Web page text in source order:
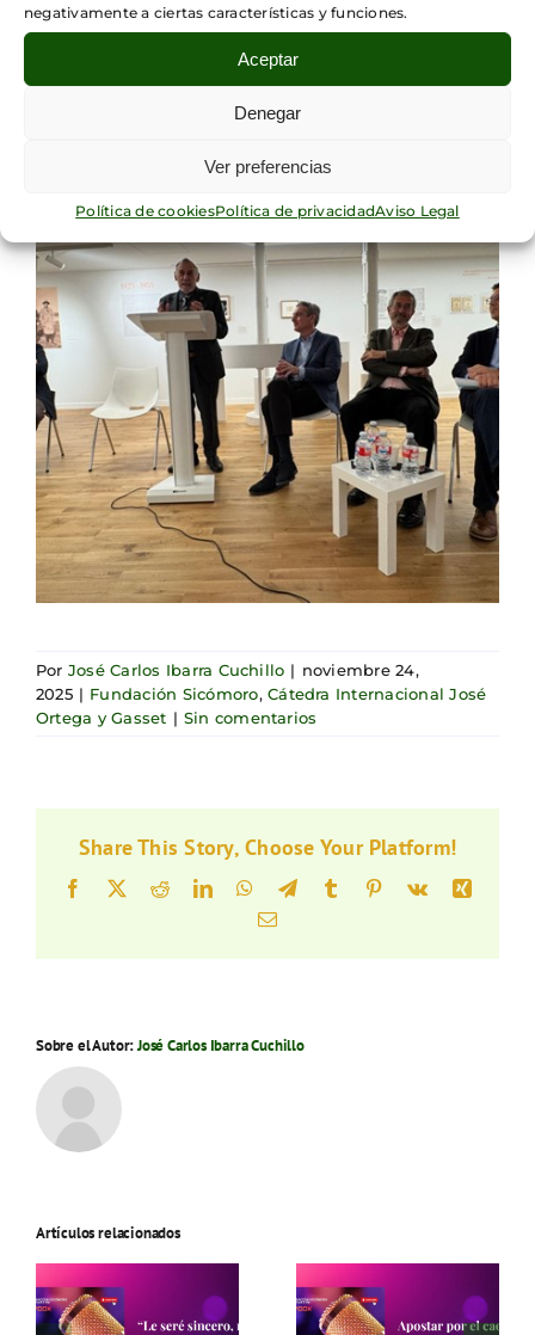
negativamente a ciertas características y funciones.
Aceptar
Denegar
Ver preferencias
Política de cookiesPolítica de privacidadAviso Legal
Por José Carlos Ibarra Cuchillo | noviembre 24,
2025 | Fundación Sicómoro,Cátedra Internacional José
Ortega y Gasset | Sin comentarios
Share This Story, Choose Your Platform!
Facebook
X RedditLinkedInWhatsApp
TelegramTumblr Pinterest
Vk
Xing
Correo
Sobre el Autor:José Carlos Ibarra Cuchillo
Artículos relacionados